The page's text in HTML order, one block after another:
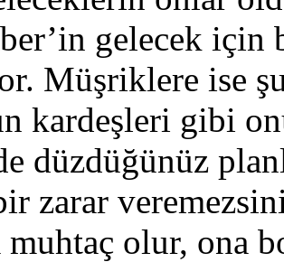
gelecek
Müşriklere ise
kardeşleri gibi
düzdüğünüz
zarar
muhtaç olur, ona